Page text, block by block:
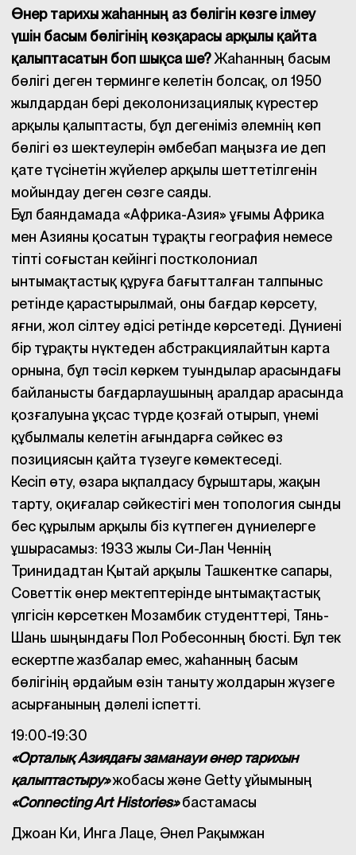
Өнер тарихы жаһанның аз бөлігін көзге ілмеу
үшін басым бөлігінің көзқарасы арқылы қайта
қалыптасатын боп шықса ше?Жаһанның басым
бөлігі деген терминге келетін болсақ, ол 1950
жылдардан бері деколонизациялық күрестер
арқылы қалыптасты, бұл дегеніміз әлемнің көп
бөлігі өз шектеулерін әмбебап маңызға ие деп
қате түсінетін жүйелер арқылы шеттетілгенін
мойындау деген сөзге саяды.
Бұл баяндамада «Африка-Азия» ұғымы Африка
мен Азияны қосатын тұрақты география немесе
тіпті соғыстан кейінгі постколониал
ынтымақтастық құруға бағытталған талпыныс
ретінде қарастырылмай, оны бағдар көрсету,
яғни, жол сілтеу әдісі ретінде көрсетеді. Дүниені
бір тұрақты нүктеден абстракциялайтын карта
орнына, бұл тәсіл көркем туындылар арасындағы
байланысты бағдарлаушының аралдар арасында
қозғалуына ұқсас түрде қозғай отырып, үнемі
құбылмалы келетін ағындарға сәйкес өз
позициясын қайта түзеуге көмектеседі.
Кесіп өту, өзара ықпалдасу бұрыштары, жақын
тарту, оқиғалар сәйкестігі мен топология сынды
бес құрылым арқылы біз күтпеген дүниелерге
ұшырасамыз: 1933 жылы Си-Лан Ченнің
Тринидадтан Қытай арқылы Ташкентке сапары,
Советтік өнер мектептерінде ынтымақтастық
үлгісін көрсеткен Мозамбик студенттері, Тянь-
Шань шыңындағы Пол Робесонның бюсті. Бұл тек
ескертпе жазбалар емес, жаһанның басым
бөлігінің әрдайым өзін таныту жолдарын жүзеге
асырғанының дәлелі іспетті.
19:00-19:30
«Орталық Азиядағы заманауи өнер тарихын
қалыптастыру»жобасы және Getty ұйымының
«Connecting Art Histories»бастамасы
Джоан Ки, Инга Лаце, Әнел Рақымжан